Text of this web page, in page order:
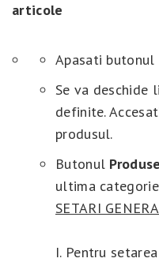
articole
Apasati butonul
Se va deschide
definite.
produsul.
Butonul Produse
ultima
SETARI
I. Pentru